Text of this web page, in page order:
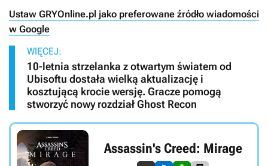
Ustaw GRYOnline.pl jako preferowane źródło wiadomości
w Google
WIĘCEJ:
10-letnia strzelanka z otwartym światem od
Ubisoftu dostała wielką aktualizację i
kosztującą krocie wersję. Gracze pomogą
stworzyć nowy rozdział Ghost Recon
Assassin's Creed: Mirage